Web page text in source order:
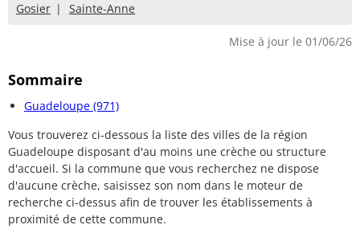
Gosier
Sainte-Anne
Mise à jour le 01/06/26
Sommaire
Guadeloupe (971)
Vous trouverez ci-dessous la liste des villes de la région
Guadeloupe disposant d'au moins une crèche ou structure
d'accueil. Si la commune que vous recherchez ne dispose
d'aucune crèche, saisissez son nom dans le moteur de
recherche ci-dessus afin de trouver les établissements à
proximité de cette commune.